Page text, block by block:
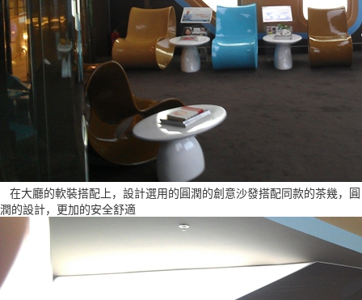
在大廳的軟裝搭配上，設計選用的圓潤的創意沙發搭配同款的茶幾，圓
潤的設計，更加的安全舒適